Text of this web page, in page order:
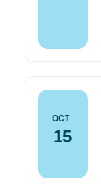
OCT
15